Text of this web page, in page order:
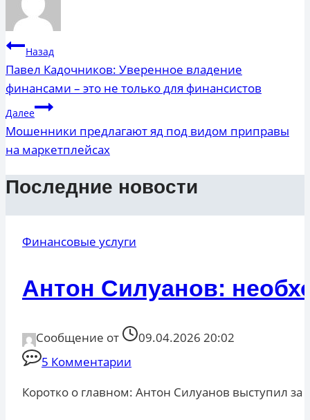
Навигация
по
записям
Назад
Павел Кадочников: Уверенное владение
финансами – это не только для финансистов
Далее
Мошенники предлагают яд под видом приправы
на маркетплейсах
Последние новости
Финансовые услуги
Антон Силуанов:
Сообщение от
09.04.2026 20:02
5 Комментарии
Коротко о главном: Антон Силуанов выступил